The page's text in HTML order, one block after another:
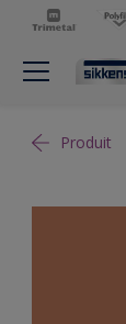
Produit